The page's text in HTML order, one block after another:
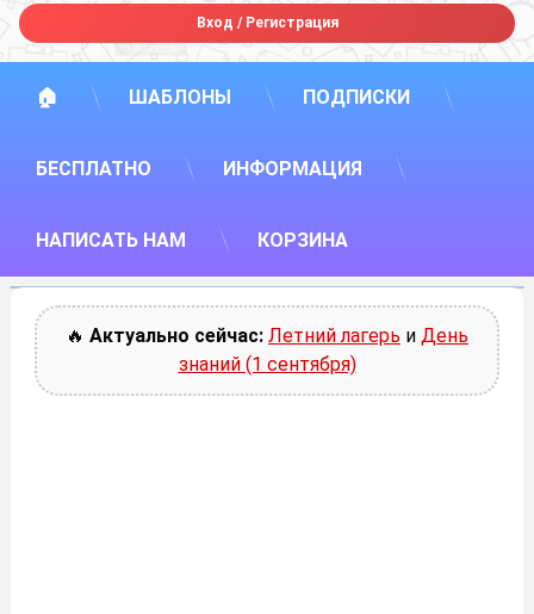
Вход /Регистрация
🏠 ШАБЛОНЫ ПОДПИСКИ
БЕСПЛАТНО ИНФОРМАЦИЯ
НАПИСАТЬ НАМ КОРЗИНА
🔥 Актуально сейчас: Летний лагерь и День
знаний (1 сентября)